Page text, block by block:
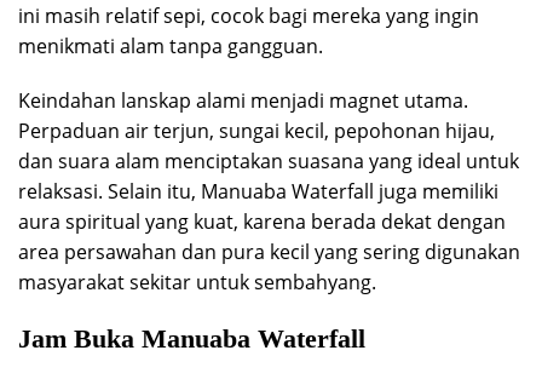
ini masih relatif sepi, cocok bagi mereka yang ingin
menikmati alam tanpa gangguan.
Keindahan lanskap alami menjadi magnet utama.
Perpaduan air terjun, sungai kecil, pepohonan hijau,
dan suara alam menciptakan suasana yang ideal untuk
relaksasi. Selain itu, Manuaba Waterfall juga memiliki
aura spiritual yang kuat, karena berada dekat dengan
area persawahan dan pura kecil yang sering digunakan
masyarakat sekitar untuk sembahyang.
Jam Buka Manuaba Waterfall